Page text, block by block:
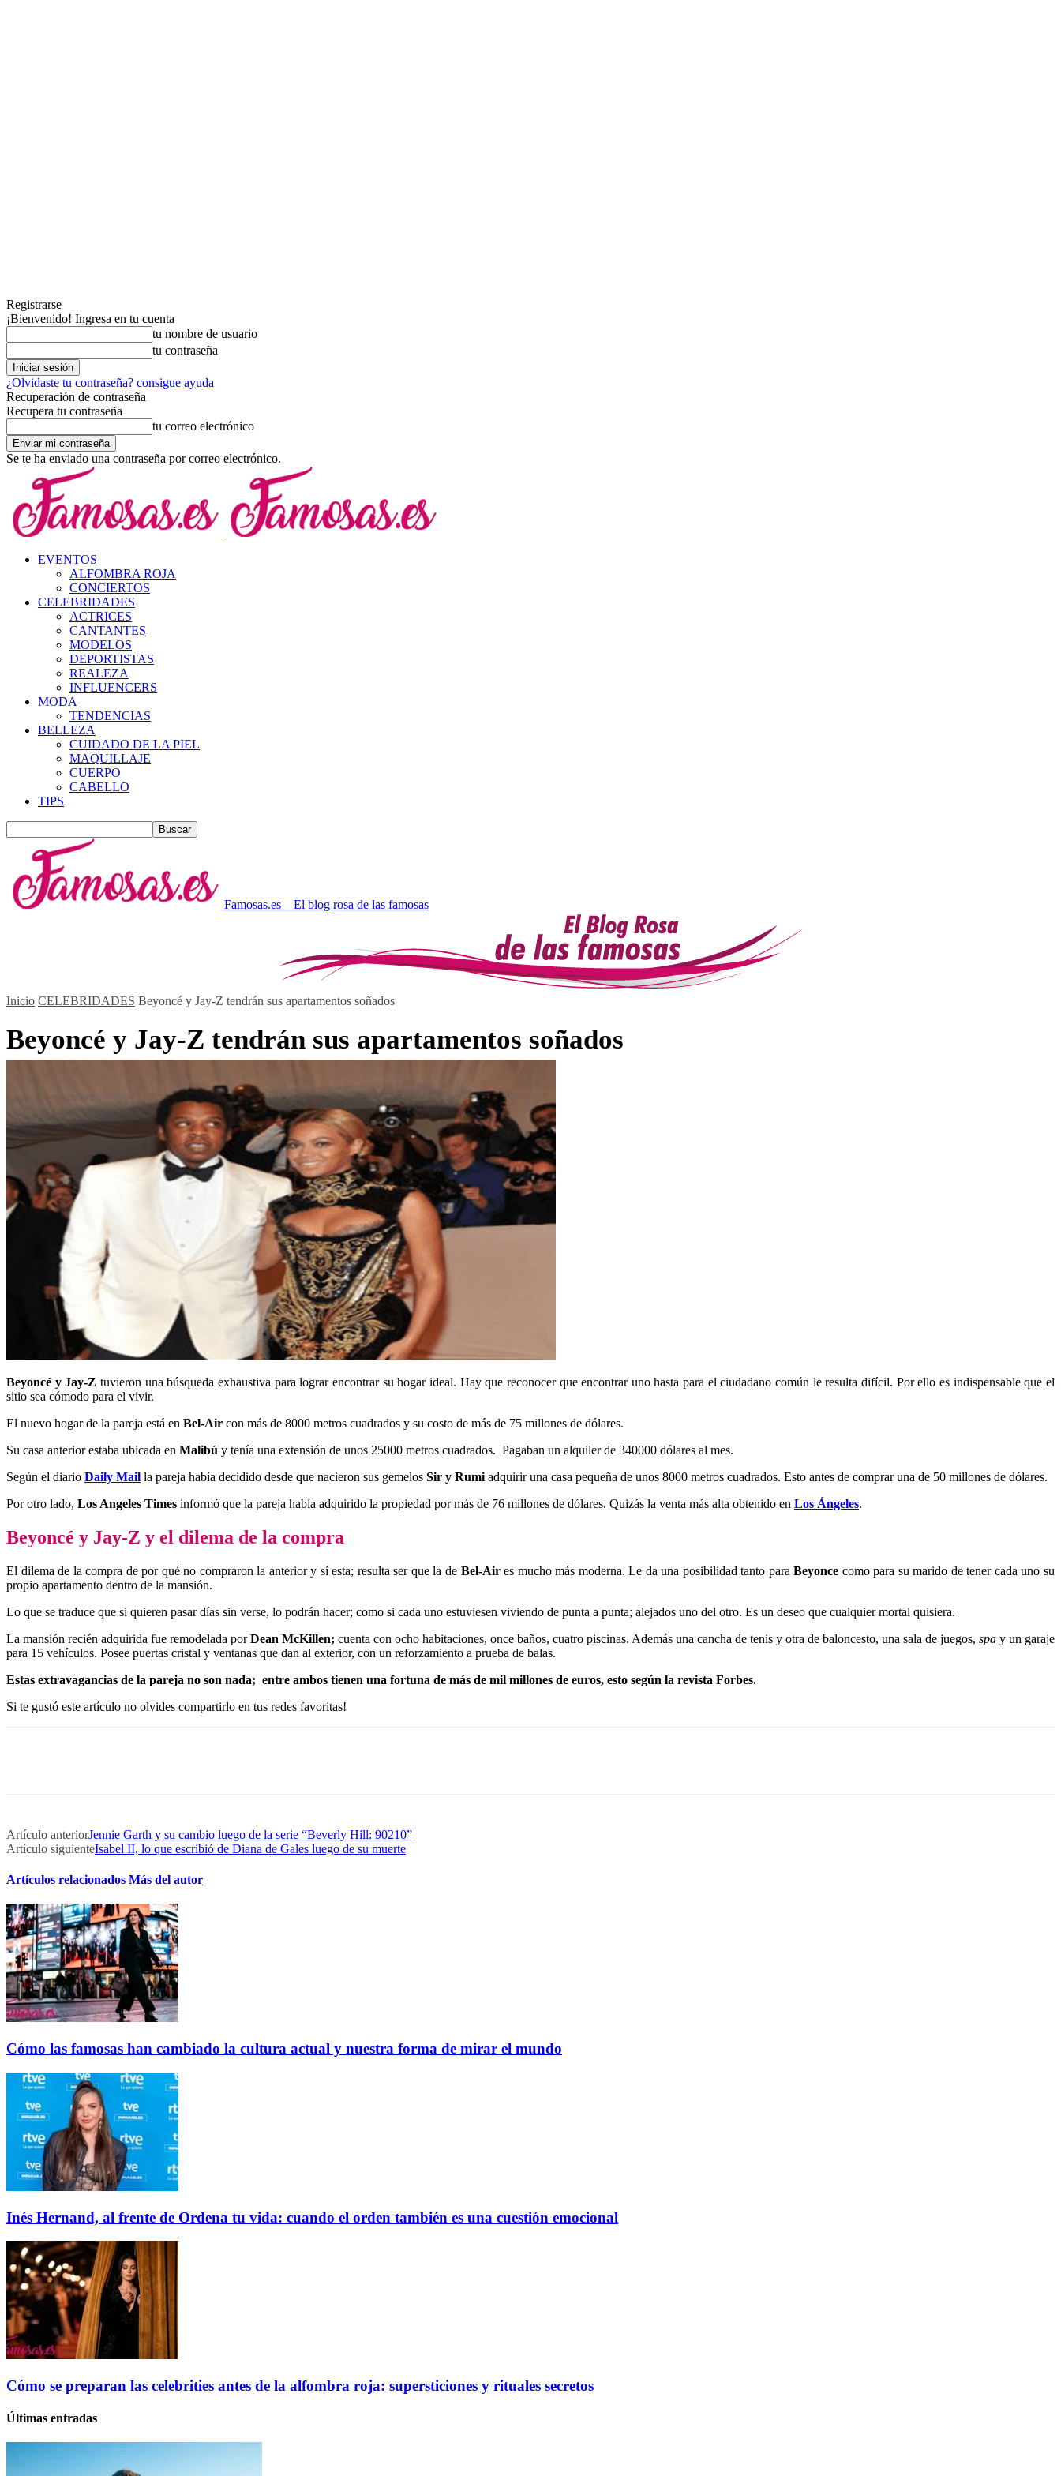
Registrarse
¡Bienvenido! Ingresa en tu cuenta
tu nombre de usuario
tu contraseña
¿Olvidaste tu contraseña? consigue ayuda
Recuperación de contraseña
Recupera tu contraseña
tu correo electrónico
Se te ha enviado una contraseña por correo electrónico.
EVENTOS
ALFOMBRA ROJA
CONCIERTOS
CELEBRIDADES
ACTRICES
CANTANTES
MODELOS
DEPORTISTAS
REALEZA
INFLUENCERS
MODA
TENDENCIAS
BELLEZA
CUIDADO DE LA PIEL
MAQUILLAJE
CUERPO
CABELLO
TIPS
Famosas.es – El blog rosa de las famosas
Inicio CELEBRIDADES Beyoncé y Jay-Z tendrán sus apartamentos soñados
Beyoncé y Jay-Z tendrán sus apartamentos soñados
Beyoncé y Jay-Z tuvieron una búsqueda exhaustiva para lograr encontrar su hogar ideal. Hay que reconocer que encontrar uno hasta para el ciudadano común le resulta difícil. Por ello es indispensable que el
sitio sea cómodo para el vivir.
El nuevo hogar de la pareja está en Bel-Air con más de 8000 metros cuadrados y su costo de más de 75 millones de dólares.
Su casa anterior estaba ubicada en Malibú y tenía una extensión de unos 25000 metros cuadrados. Pagaban un alquiler de 340000 dólares al mes.
Según el diario Daily Mail la pareja había decidido desde que nacieron sus gemelos Sir y Rumi adquirir una casa pequeña de unos 8000 metros cuadrados. Esto antes de comprar una de 50 millones de dólares.
Por otro lado, Los Angeles Times informó que la pareja había adquirido la propiedad por más de 76 millones de dólares. Quizás la venta más alta obtenido en Los Ángeles.
Beyoncé y Jay-Z y el dilema de la compra
El dilema de la compra de por qué no compraron la anterior y sí esta; resulta ser que la de Bel-Aires mucho más moderna. Le da una posibilidad tanto paraBeyonce como para su marido de tener cada uno su
propio apartamento dentro de la mansión.
Lo que se traduce que si quieren pasar días sin verse, lo podrán hacer; como si cada uno estuviesen viviendo de punta a punta; alejados uno del otro. Es un deseo que cualquier mortal quisiera.
La mansión recién adquirida fue remodelada porDean McKillen; cuenta con ocho habitaciones, once baños, cuatro piscinas. Además una cancha de tenis y otra de baloncesto, una sala de juegos, spa y un garaje
para 15 vehículos. Posee puertas cristal y ventanas que dan al exterior, con un reforzamiento a prueba de balas.
Estas extravagancias de la pareja no son nada; entre ambos tienen una fortuna de más de mil millones de euros, esto según la revista Forbes.
Si te gustó este artículo no olvides compartirlo en tus redes favoritas!
Artículo anteriorJennie Garth y su cambio luego de la serie “Beverly Hill: 90210”
Artículo siguienteIsabel II, lo que escribió de Diana de Gales luego de su muerte
Artículos relacionados Más del autor
Cómo las famosas han cambiado la cultura actual y nuestra forma de mirar el mundo
Inés Hernand, al frente de Ordena tu vida: cuando el orden también es una cuestión emocional
Cómo se preparan las celebrities antes de la alfombra roja: supersticiones y rituales secretos
Últimas entradas